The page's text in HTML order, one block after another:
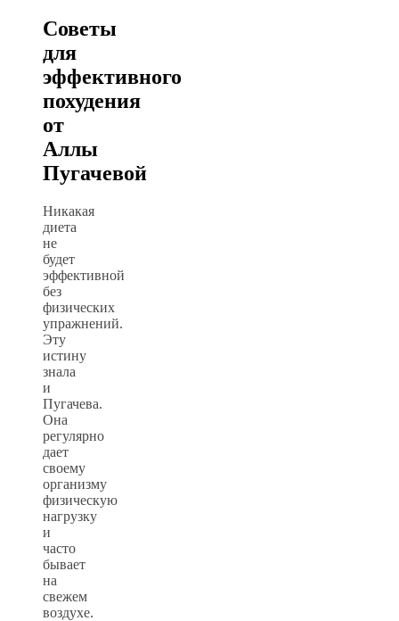
Советы
для
эффективного
похудения
от
Аллы
Пугачевой
Никакая
диета
не
будет
эффективной
без
физических
упражнений.
Эту
истину
знала
и
Пугачева.
Она
регулярно
дает
своему
организму
физическую
нагрузку
и
часто
бывает
на
свежем
воздухе.